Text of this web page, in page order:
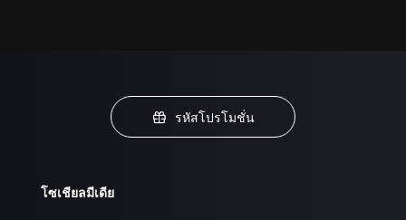
รหัสโปรโมชั่น
โซเชียลมีเดีย